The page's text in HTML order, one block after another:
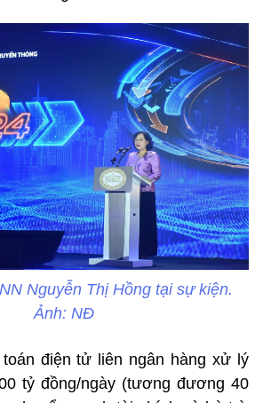
Nguyễn Thị Hồng tại sự kiện.
Ảnh: NĐ
toán điện tử liên ngân hàng xử lý
tỷ đồng/ngày (tương đương 40